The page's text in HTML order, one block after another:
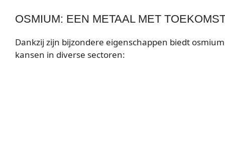
OSMIUM: EEN METAAL MET
Dankzij zijn bijzondere eigenschappen biedt osmium
kansen in diverse sectoren: